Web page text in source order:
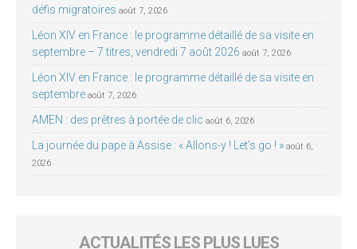
défis migratoires août 7, 2026
Léon XIV en France : le programme détaillé de sa visite en
septembre – 7 titres, vendredi 7 août 2026 août 7, 2026
Léon XIV en France : le programme détaillé de sa visite en
septembre août 7, 2026
AMEN : des prêtres à portée de clic août 6, 2026
La journée du pape à Assise : « Allons-y ! Let’s go ! » août 6,
2026
ACTUALITÉS LES PLUS LUES